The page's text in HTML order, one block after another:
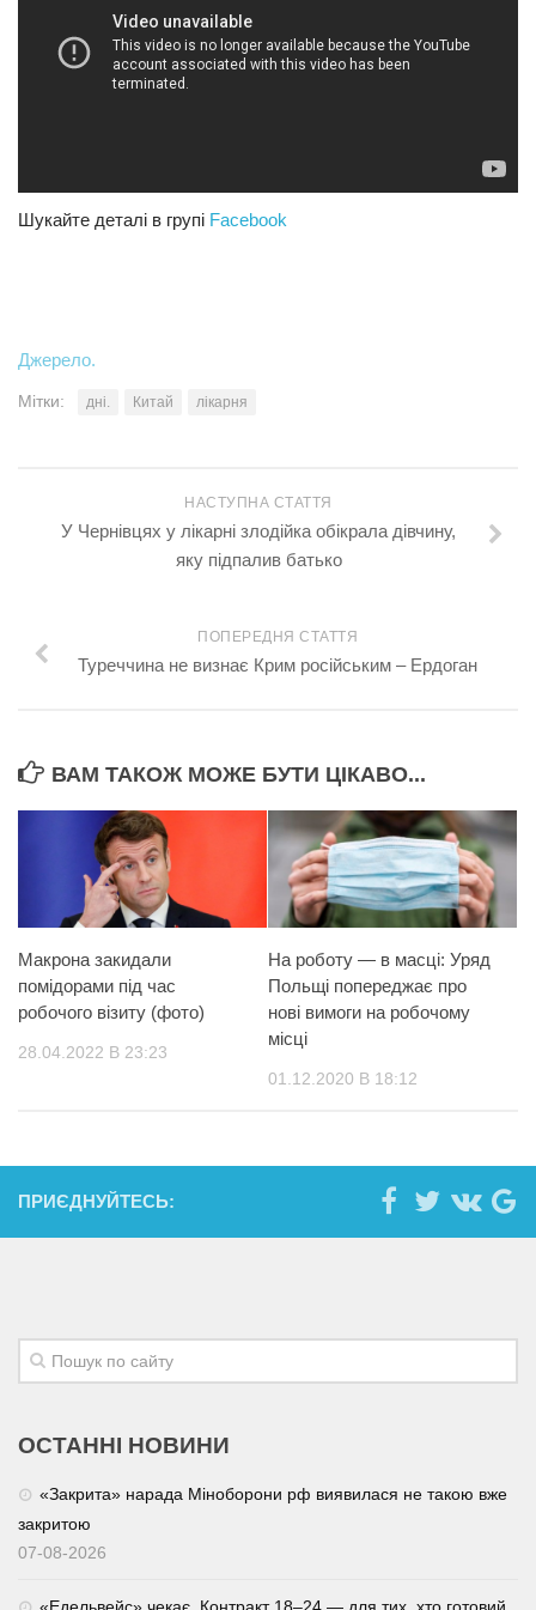
Шукайте деталі в групі Facebook
Джерело.
Мітки: дні. Китай лікарня
НАСТУПНА СТАТТЯ
У Чернівцях у лікарні злодійка обікрала дівчину,
яку підпалив батько
ПОПЕРЕДНЯ СТАТТЯ
Туреччина не визнає Крим російським – Ердоган
ВАМ ТАКОЖ МОЖЕ БУТИ ЦІКАВО...
Макрона закидали
помідорами під час
робочого візиту (фото)
28.04.2022 В 23:23
На роботу — в масці: Уряд
Польщі попереджає про
нові вимоги на робочому
місці
01.12.2020 В 18:12
ПРИЄДНУЙТЕСЬ:
ОСТАННІ НОВИНИ
«Закрита» нарада Міноборони рф виявилася не такою вже
закритою
07-08-2026